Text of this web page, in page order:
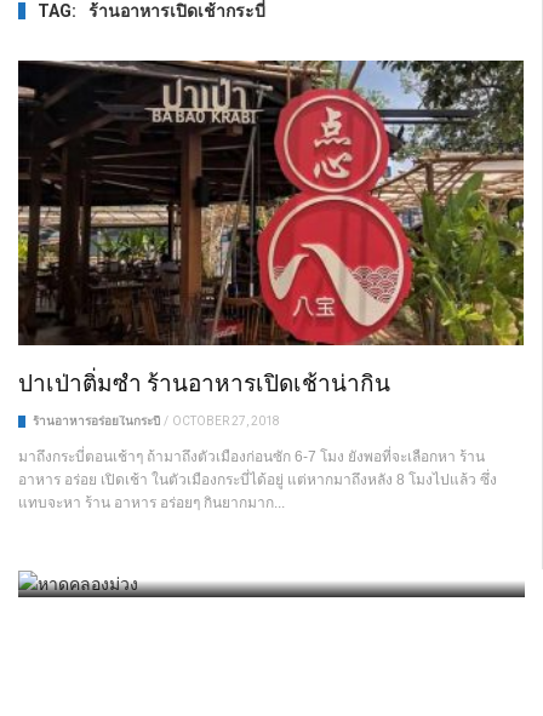
TAG: ร้านอาหารเปิดเช้ากระบี่
ปาเป่าติ่มซำ ร้านอาหารเปิดเช้าน่ากิน
ร้านอาหารอร่อยในกระบี่ / OCTOBER 27, 2018
มาถึงกระบี่ตอนเช้าๆ ถ้ามาถึงตัวเมืองก่อนซัก 6-7 โมง ยังพอที่จะเลือกหา ร้าน
อาหาร อร่อย เปิดเช้า ในตัวเมืองกระบี่ได้อยู่ แต่หากมาถึงหลัง 8 โมงไปแล้ว ซึ่ง
แทบจะหา ร้าน อาหาร อร่อยๆ กินยากมาก...
หาดคลองม่วง จังหวัดกระบี่
ทะเลแยก แหวก ชิมิ สวยแค่ไหนมาดู
การเดินทางไปเกาะพีพี กระบี่